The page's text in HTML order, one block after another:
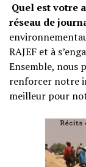
Quel est votre
réseau de
RAJEF et à
Ensemble, nous
renforcer notre
meilleur pour